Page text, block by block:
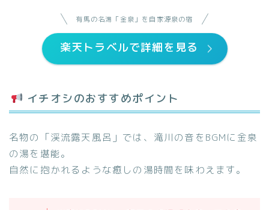
有馬の名湯「金泉」を自家源泉の宿
楽天トラベルで詳細を見る
イチオシのおすすめポイント
名物の「渓流露天風呂」では、滝川の音をBGMに金泉
の湯を堪能。
自然に抱かれるような癒しの湯時間を味わえます。